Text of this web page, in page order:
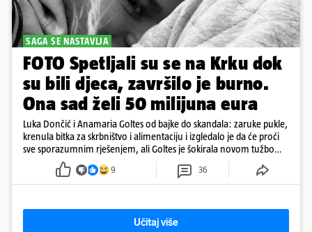
SAGA SE NASTAVLJA
FOTO Spetljali su se na Krku dok
su bili djeca, završilo je burno.
Ona sad želi 50 milijuna eura
Luka Dončić i Anamaria Goltes od bajke do skandala: zaruke pukle,
krenula bitka za skrbništvo i alimentaciju i izgledalo je da će proći
sve sporazumnim rješenjem, ali Goltes je šokirala novom tužbom
u Sloveniji
9 36
Učitaj više